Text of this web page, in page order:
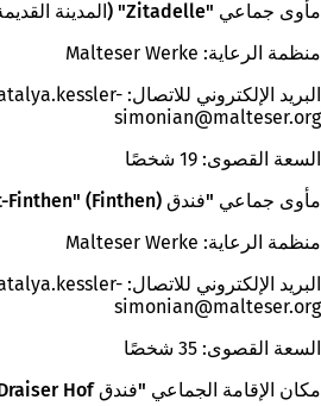
مأوى جماعي "Zitadelle" (المدينة القديمة)
منظمة الرعاية: Malteser Werke
البريد الإلكتروني للاتصال:
simonian
malteser org
السعة القصوى: 19 شخصًا
مأوى جماعي "فندق Alt-Finthen" (Finthen)
منظمة الرعاية: Malteser Werke
البريد الإلكتروني للاتصال:
simonian
malteser org
السعة القصوى: 35 شخصًا
مكان الإقامة الجماعي "فندق Draiser Hof" (درايس)